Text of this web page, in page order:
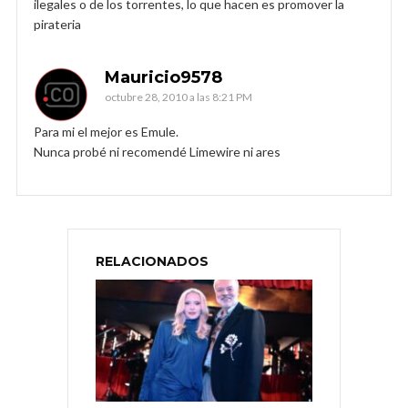
ilegales o de los torrentes, lo que hacen es promover la
pirateria
Mauricio9578
octubre 28, 2010 a las 8:21 PM
Para mi el mejor es Emule.
Nunca probé ni recomendé Limewire ni ares
RELACIONADOS